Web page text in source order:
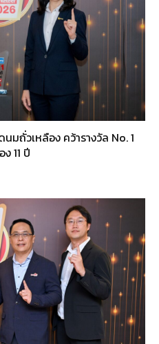
ถั่วเหลือง คว้ารางวัล No. 1
11 ปี